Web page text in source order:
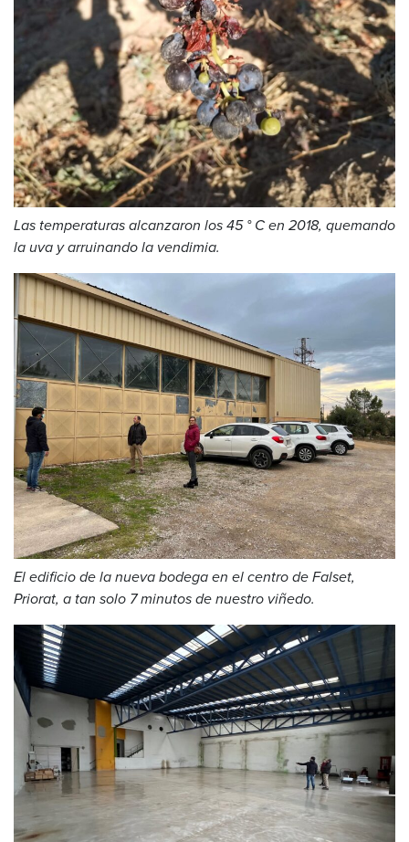
Las temperaturas alcanzaron los 45 ° C en 2018, quemando
la uva y arruinando la vendimia.
El edificio de la nueva bodega en el centro de Falset,
Priorat, a tan solo 7 minutos de nuestro viñedo.